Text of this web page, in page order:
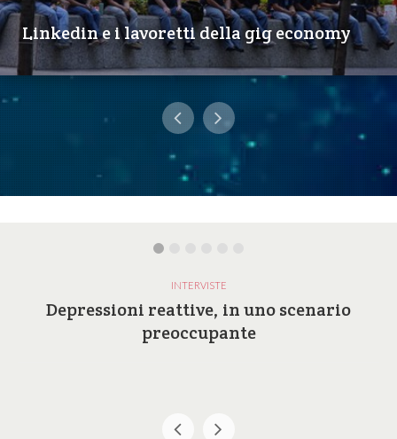
Linkedin e i lavoretti della gig economy
INTERVISTE
Depressioni reattive, in uno scenario
preoccupante